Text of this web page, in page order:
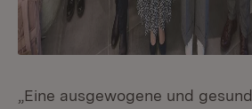
„Eine ausgewogene und